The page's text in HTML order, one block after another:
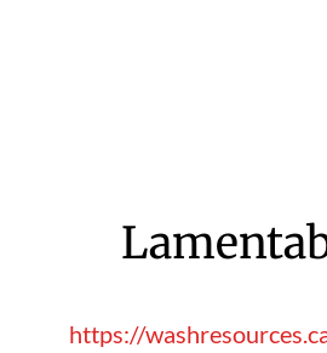
https://